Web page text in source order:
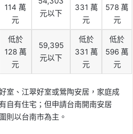
114 萬
元
元以下
331 萬
元
578 萬
元
低於
128 萬
元
59,395
元以下
低於
331 萬
元
低於
596 萬
元
室、江翠好室或鶯陶安居，家庭成
自有住宅；但申請台南開南安居
則以台南市為主。